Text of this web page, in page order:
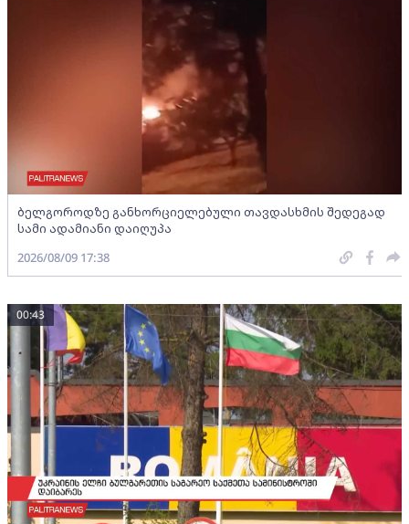
ბელგოროდზე განხორციელებული თავდასხმის შედეგად
სამი ადამიანი დაიღუპა
2026/08/09 17:38
00:43